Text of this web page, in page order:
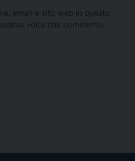
email e sito web in questo
volta che commento.